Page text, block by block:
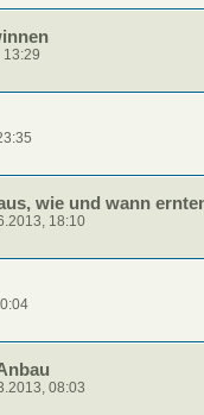
13:29
wie und wann
18:10
08:03